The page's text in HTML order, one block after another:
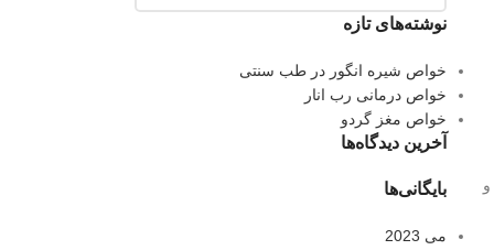
نوشته‌های تازه
خواص شیره انگور در طب سنتی
خواص درمانی رب انار
خواص مغز گردو
آخرین دیدگاه‌ها
بایگانی‌ها
می 2023